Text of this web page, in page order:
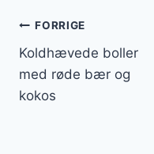
FORRIGE
Koldhævede boller
med røde bær og
kokos